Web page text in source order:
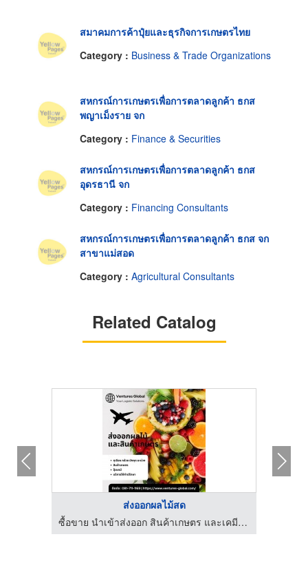
สมาคมการค้าปุ๋ยและธุรกิจการเกษตรไทย
Category : Business & Trade Organizations
สหกรณ์การเกษตรเพื่อการตลาดลูกค้า ธกส
พญาเม็งราย จก
Category : Finance & Securities
สหกรณ์การเกษตรเพื่อการตลาดลูกค้า ธกส
อุดรธานี จก
Category : Financing Consultants
สหกรณ์การเกษตรเพื่อการตลาดลูกค้า ธกส จก
สาขาแม่สอด
Category : Agricultural Consultants
Related Catalog
ส่งออกผลไม้สด
ซื้อขาย นำเข้าส่งออก สินค้าเกษตร และเคมีภัณฑ์ด้านการเกษตร